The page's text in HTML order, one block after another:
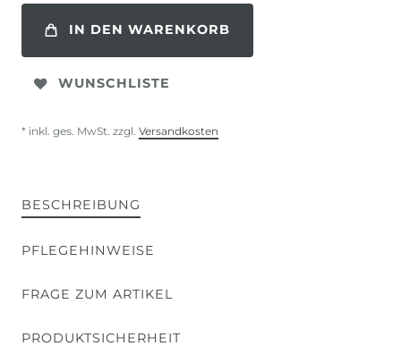
IN DEN WARENKORB
WUNSCHLISTE
* inkl. ges. MwSt. zzgl. Versandkosten
BESCHREIBUNG
PFLEGEHINWEISE
FRAGE ZUM ARTIKEL
PRODUKTSICHERHEIT